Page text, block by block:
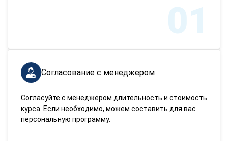
01
Согласование с менеджером
Согласуйте с менеджером длительность и стоимость
курса. Если необходимо, можем составить для вас
персональную программу.